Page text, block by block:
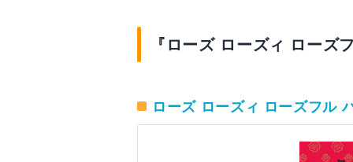
『ローズ ローズィ ローズ
ローズ ローズィ ローズフル